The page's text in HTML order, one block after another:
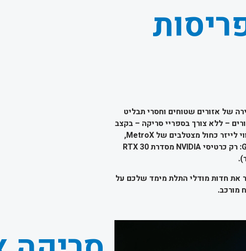
של אזורים שטוחים וחסרי תבליט
– ללא צורך בספריי סריקה – בקצב
של עד 800,000 נקודות לשנייה באמצעות 14 קווי לייזר כחול מצטלבים של MetroX,
עם האצה דרך כרטיס גרפי (GPU). *תאימות GPU: רק כרטיסי NVIDIA מסדרת RTX 30
את חדות מודלי התלת מימד שלכם על
מורכב.